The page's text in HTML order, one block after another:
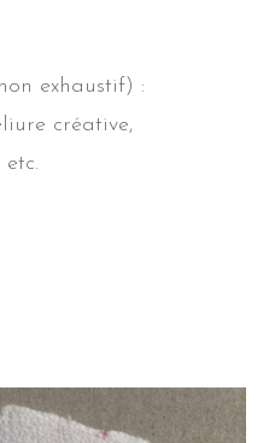
exhaustif) :
créative,